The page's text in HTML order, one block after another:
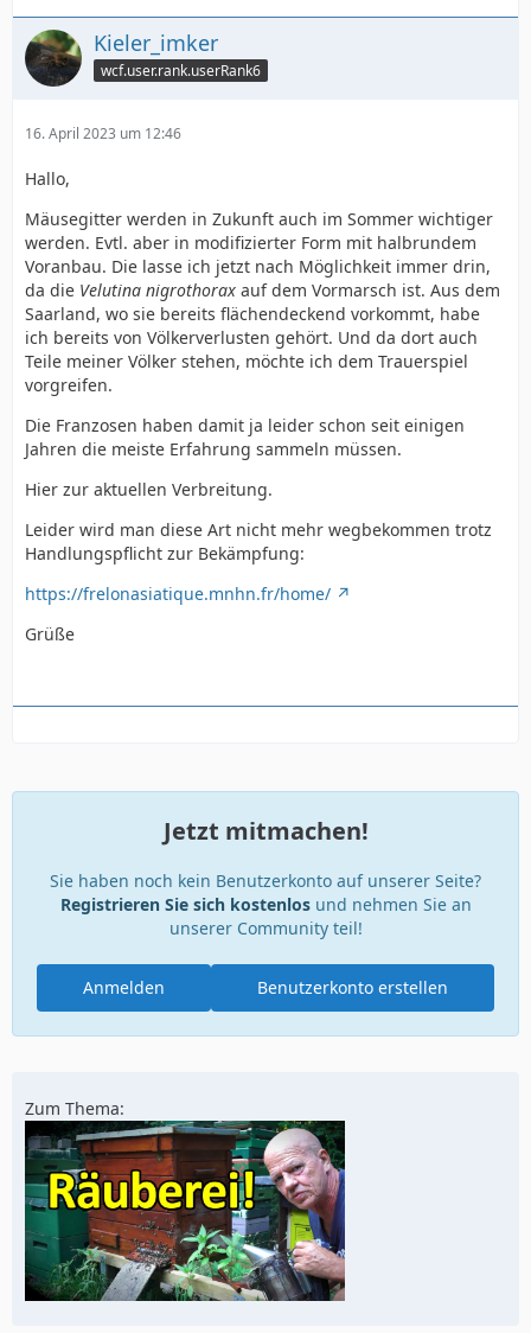
Kieler_imker
wcf.user.rank.userRank6
16. April 2023 um 12:46
Hallo,
Mäusegitter werden in Zukunft auch im Sommer wichtiger
werden. Evtl. aber in modifizierter Form mit halbrundem
Voranbau. Die lasse ich jetzt nach Möglichkeit immer drin,
da die Velutina nigrothorax auf dem Vormarsch ist. Aus dem
Saarland, wo sie bereits flächendeckend vorkommt, habe
ich bereits von Völkerverlusten gehört. Und da dort auch
Teile meiner Völker stehen, möchte ich dem Trauerspiel
vorgreifen.
Die Franzosen haben damit ja leider schon seit einigen
Jahren die meiste Erfahrung sammeln müssen.
Hier zur aktuellen Verbreitung.
Leider wird man diese Art nicht mehr wegbekommen trotz
Handlungspflicht zur Bekämpfung:
https://frelonasiatique.mnhn.fr/home/
Grüße
Jetzt mitmachen!
Sie haben noch kein Benutzerkonto auf unserer Seite?
Registrieren Sie sich kostenlosund nehmen Sie an
unserer Community teil!
Benutzerkonto erstellen
Anmelden
Zum Thema: